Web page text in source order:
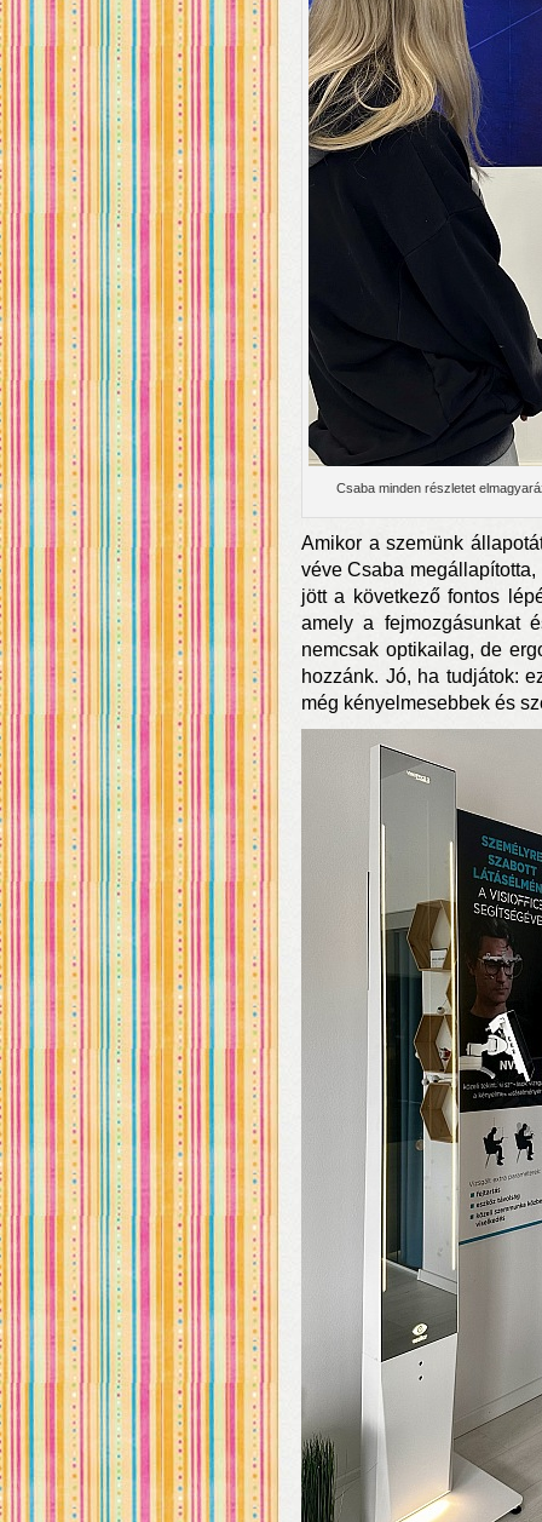
Csaba minden részletet
Amikor a szemünk
véve Csaba
jött a következő fontos
amely a fejmozgásunkat
nemcsak optikailag, de
hozzánk. Jó, ha tudjátok:
még kényelmesebbek és